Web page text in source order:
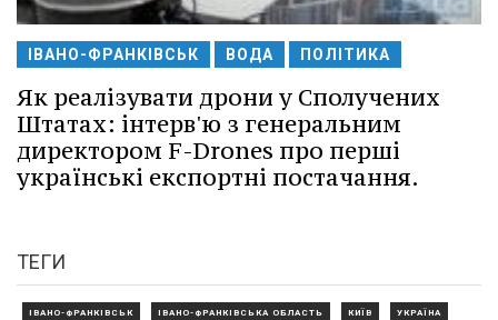
ІВАНО-ФРАНКІВСЬК ВОДА ПОЛІТИКА
Як реалізувати дрони у Сполучених
Штатах: інтерв'ю з генеральним
директором F-Drones про перші
українські експортні постачання.
ТЕГИ
ІВАНО-ФРАНКІВСЬК ІВАНО-ФРАНКІВСЬКА ОБЛАСТЬ КИЇВ УКРАЇНА